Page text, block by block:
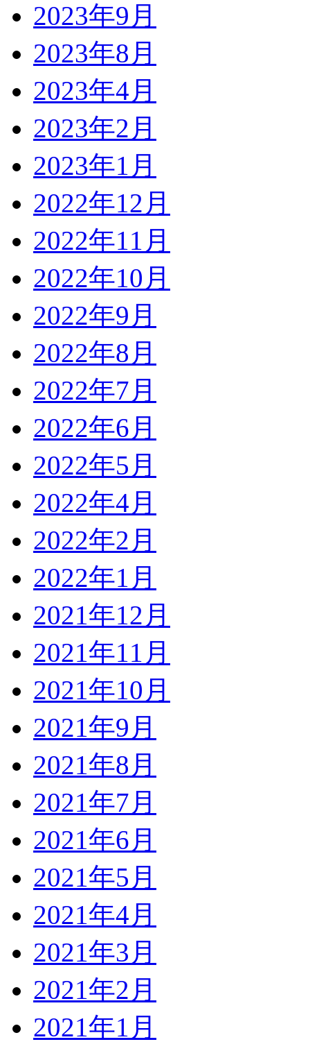
2023年9月
2023年8月
2023年4月
2023年2月
2023年1月
2022年12月
2022年11月
2022年10月
2022年9月
2022年8月
2022年7月
2022年6月
2022年5月
2022年4月
2022年2月
2022年1月
2021年12月
2021年11月
2021年10月
2021年9月
2021年8月
2021年7月
2021年6月
2021年5月
2021年4月
2021年3月
2021年2月
2021年1月